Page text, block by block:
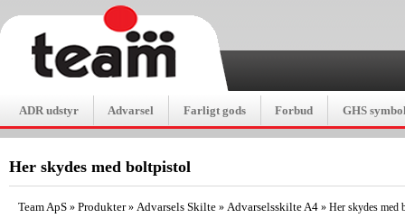
ADR udstyr Advarsel Farligt gods Forbud GHS
Her skydes med boltpistol
Team ApS » Produkter» Advarsels Skilte » Advarselsskilte A4 » Her skydes med